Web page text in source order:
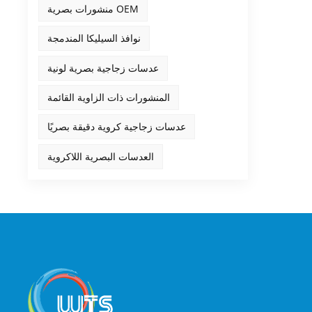
منشورات بصرية OEM
نوافذ السيليكا المندمجة
عدسات زجاجية بصرية لونية
المنشورات ذات الزاوية القائمة
عدسات زجاجية كروية دقيقة بصريًا
العدسات البصرية اللاكروية